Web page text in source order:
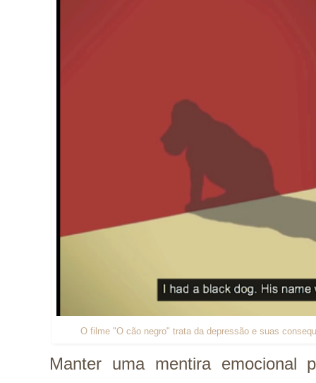
O filme "O cão negro" trata da depressão e suas
Manter uma mentira emocional